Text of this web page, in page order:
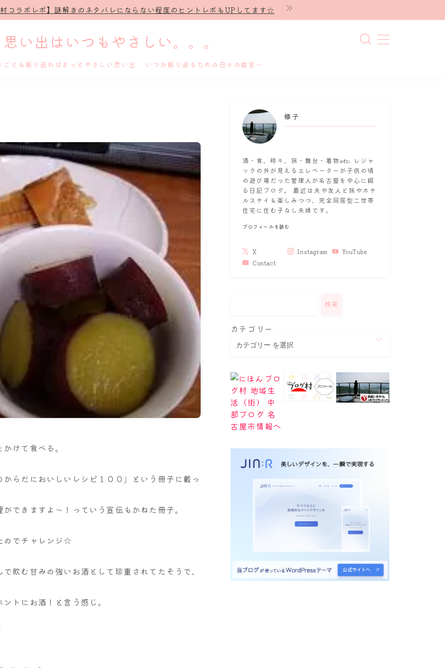
コラボレポ】謎解きのネタバレにならない程度のヒントレポもUPしてます☆
思い出はいつもやさしい。。。
ごとも振り返ればきっとやさしい思い出 いつか振り返るための日々の戯言～
謎解き
ホテル滞在記
舞台・ライブ
ナナちゃん人形
けて食べる。
らだにおいしいレシピ１００」という冊子に載っ
できますよ～！っていう宣伝もかねた冊子。
のでチャレンジ☆
飲む甘みの強いお酒として珍重されてたそうで、
トにお酒！と言う感じ。
修子
酒・食、時々、旅・舞台・着物𝓮𝓽𝓬. レジャ
ックの外が見えるエレベーターが子供の頃
の遊び場だった管理人が名古屋を中心に綴
る日記ブログ。 最近は夫や友人と旅やホテ
ルステイも楽しみつつ、完全同居型二世帯
住宅に住む子なし夫婦です。
プロフィールを読む
X Instagram
YouTube
Contact
検索
カテゴリー